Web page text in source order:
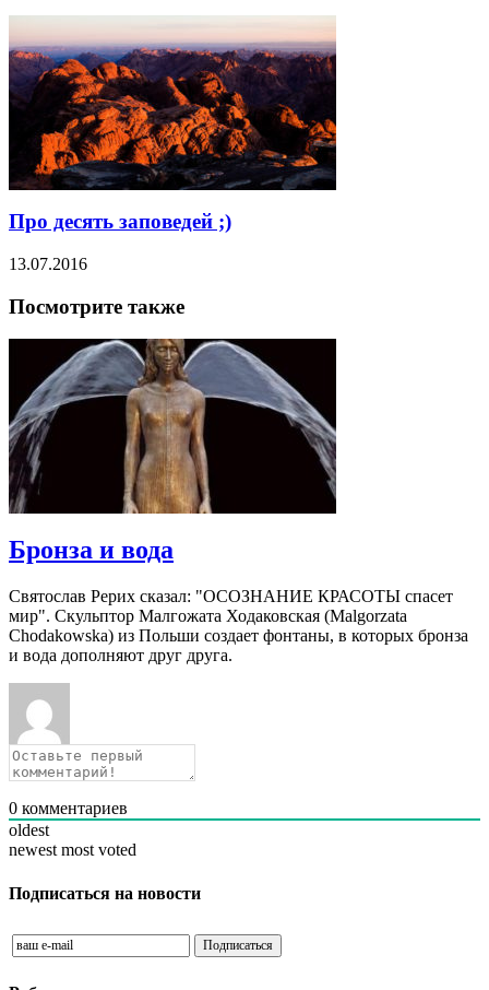
Про десять заповедей ;)
13.07.2016
Посмотрите также
Бронза и вода
Святослав Рерих сказал: "ОСОЗНАНИЕ КРАСОТЫ спасет
мир". Скульптор Малгожата Ходаковская (Malgorzata
Chodakowska) из Польши создает фонтаны, в которых бронза
и вода дополняют друг друга.
0 комментариев
oldest
newest most voted
Подписаться на новости